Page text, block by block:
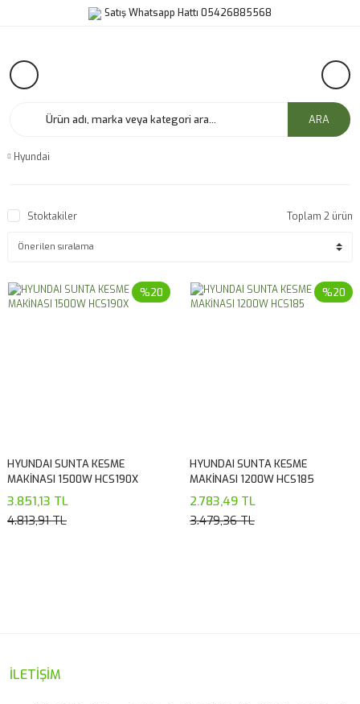
Satış Whatsapp Hattı 05426885568
ARA
Hyundai
Stoktakiler Toplam 2 ürün
%20
HYUNDAI SUNTA KESME
MAKİNASI 1500W HCS190X
3.851,13 TL
4.813,91 TL
%20
HYUNDAI SUNTA KESME
MAKİNASI 1200W HCS185
2.783,49 TL
3.479,36 TL
İLETİŞİM